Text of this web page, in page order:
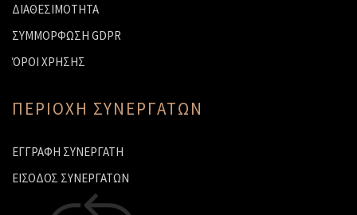
ΔΙΑΘΕΣΙΜΟΤΗΤΑ
ΣΥΜΜΟΡΦΩΣΗ GDPR
ΌΡΟΙ ΧΡΗΣΗΣ
ΠΕΡΙΟΧΗ ΣΥΝΕΡΓΑΤΩΝ
ΕΓΓΡΑΦΗ ΣΥΝΕΡΓΑΤΗ
ΕΙΣΟΔΟΣ ΣΥΝΕΡΓΑΤΩΝ